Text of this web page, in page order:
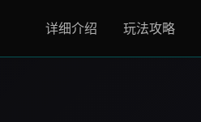
详细介绍 玩法攻略